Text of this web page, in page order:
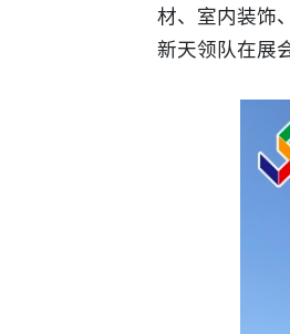
材、室内装饰
新天领队在展